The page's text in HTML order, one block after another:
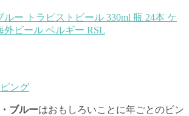
ー トラピストビール 330ml 瓶 24本 ケ
外ビール ベルギー RSL
ング
ブルーはおもしろいことに年ごとのビン